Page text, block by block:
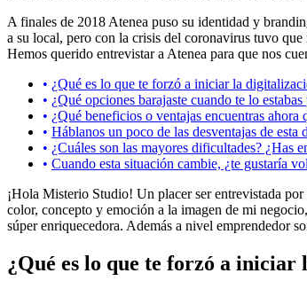
A finales de 2018 Atenea puso su identidad y
a su local, pero con la crisis del coronavirus tuvo que
Hemos querido entrevistar a Atenea para que nos
¿Qué es lo que te forzó a iniciar la
¿Qué opciones barajaste cuando te lo
¿Qué beneficios o ventajas encuentras ahora
Háblanos un poco de las desventajas de
¿Cuáles son las mayores dificultades? ¿Has
Cuando esta situación cambie, ¿te gustaría
¡Hola Misterio Studio! Un placer ser entrevistada
color, concepto y emoción a la imagen de mi
súper enriquecedora. Además a nivel emprendedor
¿Qué es lo que te forzó a